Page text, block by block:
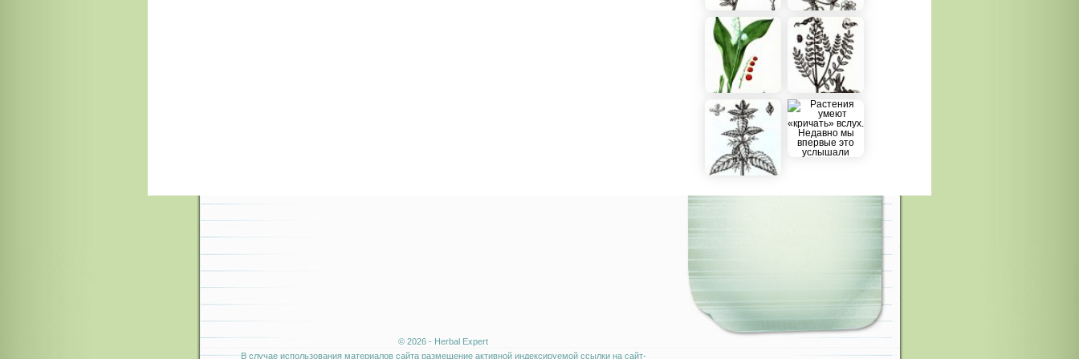
© 2026 - Herbal Expert
В случае использования материалов сайта размещение активной индексируемой ссылки на сайт-